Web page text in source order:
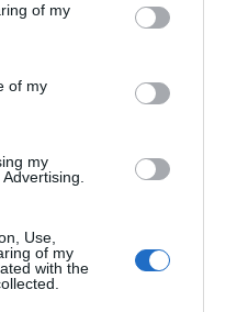
of my
of my
my
Use,
of my
with the